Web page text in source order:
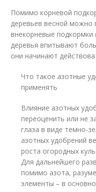
Помимо корневой
деревьев весной
внекорневые подкормки
деревья впитывают
они начинают
Что такое азотные
применять
Влияние азотных
переоценить или не
глаза в виде темно-
азотных удобрений
роста огородных
Для дальнейшего
помимо азота,
элементы – в